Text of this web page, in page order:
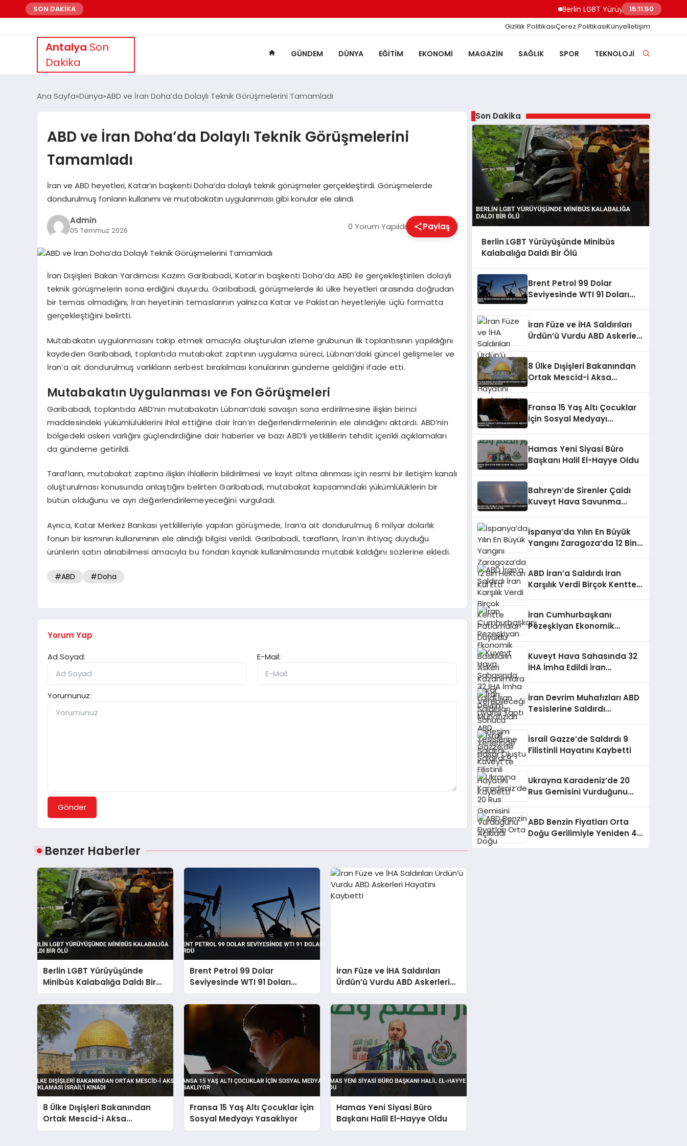
SON DAKİKA Berlin LGBT Yürüyüşünde Minibüs
15:11:51
Gizlilik PolitikasıÇerez PolitikasıKünyeİletişim
Antalya Son
Dakika
GÜNDEM DÜNYA EĞITIM EKONOMI MAGAZIN SAĞLIK SPOR TEKNOLOJI
Ana Sayfa Dünya ABD ve İran Doha’da Dolaylı Teknik Görüşmelerini Tamamladı
ABD ve İran Doha’da Dolaylı Teknik Görüşmelerini
Tamamladı
İran ve ABD heyetleri, Katar’ın başkenti Doha’da dolaylı teknik görüşmeler gerçekleştirdi. Görüşmelerde
dondurulmuş fonların kullanımı ve mutabakatın uygulanması gibi konular ele alındı.
Admin
05 Temmuz 2026 0 Yorum Yapıldı Paylaş
İran Dışişleri Bakan Yardımcısı Kazım Garibabadi, Katar’ın başkenti Doha’da ABD ile gerçekleştirilen dolaylı
teknik görüşmelerin sona erdiğini duyurdu. Garibabadi, görüşmelerde iki ülke heyetleri arasında doğrudan
bir temas olmadığını, İran heyetinin temaslarının yalnızca Katar ve Pakistan heyetleriyle üçlü formatta
gerçekleştiğini belirtti.
Mutabakatın uygulanmasını takip etmek amacıyla oluşturulan izleme grubunun ilk toplantısının yapıldığını
kaydeden Garibabadi, toplantıda mutabakat zaptının uygulama süreci, Lübnan’daki güncel gelişmeler ve
İran’a ait dondurulmuş varlıkların serbest bırakılması konularının gündeme geldiğini ifade etti.
Mutabakatın Uygulanması ve Fon Görüşmeleri
Garibabadi, toplantıda ABD’nin mutabakatın Lübnan’daki savaşın sona erdirilmesine ilişkin birinci
maddesindeki yükümlülüklerini ihlal ettiğine dair İran’ın değerlendirmelerinin ele alındığını aktardı. ABD’nin
bölgedeki askeri varlığını güçlendirdiğine dair haberler ve bazı ABD’li yetkililerin tehdit içerikli açıklamaları
da gündeme getirildi.
Tarafların, mutabakat zaptına ilişkin ihlallerin bildirilmesi ve kayıt altına alınması için resmi bir iletişim kanalı
oluşturulması konusunda anlaştığını belirten Garibabadi, mutabakat kapsamındaki yükümlülüklerin bir
bütün olduğunu ve ayrı değerlendirilemeyeceğini vurguladı.
Ayrıca, Katar Merkez Bankası yetkilileriyle yapılan görüşmede, İran’a ait dondurulmuş 6 milyar dolarlık
fonun bir kısmının kullanımının ele alındığı bilgisi verildi. Garibabadi, tarafların, İran’ın ihtiyaç duyduğu
ürünlerin satın alınabilmesi amacıyla bu fondan kaynak kullanılmasında mutabık kaldığını sözlerine ekledi.
#ABD #Doha
Yorum Yap
Ad Soyad:
E-Mail:
Yorumunuz:
Gönder
Benzer Haberler
Berlin LGBT Yürüyüşünde
Minibüs Kalabalığa Daldı Bir
Ölü
Brent Petrol 99 Dolar
Seviyesinde WTI 91 Doları
Gördü
İran Füze ve İHA Saldırıları
Ürdün’ü Vurdu ABD Askerleri
Hayatını Kaybetti
8 Ülke Dışişleri Bakanından
Ortak Mescid-i Aksa
Açıklaması İsrail’i Kınadı
Fransa 15 Yaş Altı Çocuklar İçin
Sosyal Medyayı Yasaklıyor
Hamas Yeni Siyasi Büro
Başkanı Halil El-Hayye Oldu
Son Dakika
Berlin LGBT Yürüyüşünde Minibüs
Kalabalığa Daldı Bir Ölü
Brent Petrol 99 Dolar
Seviyesinde WTI 91 Doları
İran Füze ve İHA Saldırıları
Ürdün’ü Vurdu ABD Askerleri
8 Ülke Dışişleri Bakanından
Ortak Mescid-i Aksa
Fransa 15 Yaş Altı Çocuklar
İçin Sosyal Medyayı
Hamas Yeni Siyasi Büro
Başkanı Halil El-Hayye Oldu
Bahreyn’de Sirenler Çaldı
Kuveyt Hava Savunma
İspanya’da Yılın En Büyük
Yangını Zaragoza’da 12 Bin
ABD İran’a Saldırdı İran
Karşılık Verdi Birçok Kentte
İran Cumhurbaşkanı
Pezeşkiyan Ekonomik
Verebileceği Uyarısı Yaptı
Kuveyt Hava Sahasında 32
İHA İmha Edildi İran
İran Devrim Muhafızları ABD
Tesislerine Saldırdı
İsrail Gazze’de Saldırdı 9
Filistinli Hayatını Kaybetti
Ukrayna Karadeniz’de 20
Rus Gemisini Vurduğunu
ABD Benzin Fiyatları Orta
Doğu Gerilimiyle Yeniden 4